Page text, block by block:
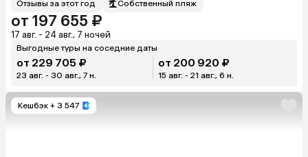
Отзывы за этот год
Собственный пляж
от 197 655 ₽
17 авг. - 24 авг., 7 ночей
Выгодные туры на соседние даты
от 229 705 ₽
23 авг. - 30 авг., 7 н.
от 200 920 ₽
15 авг. - 21 авг., 6 н.
Кешбэк + 3 547